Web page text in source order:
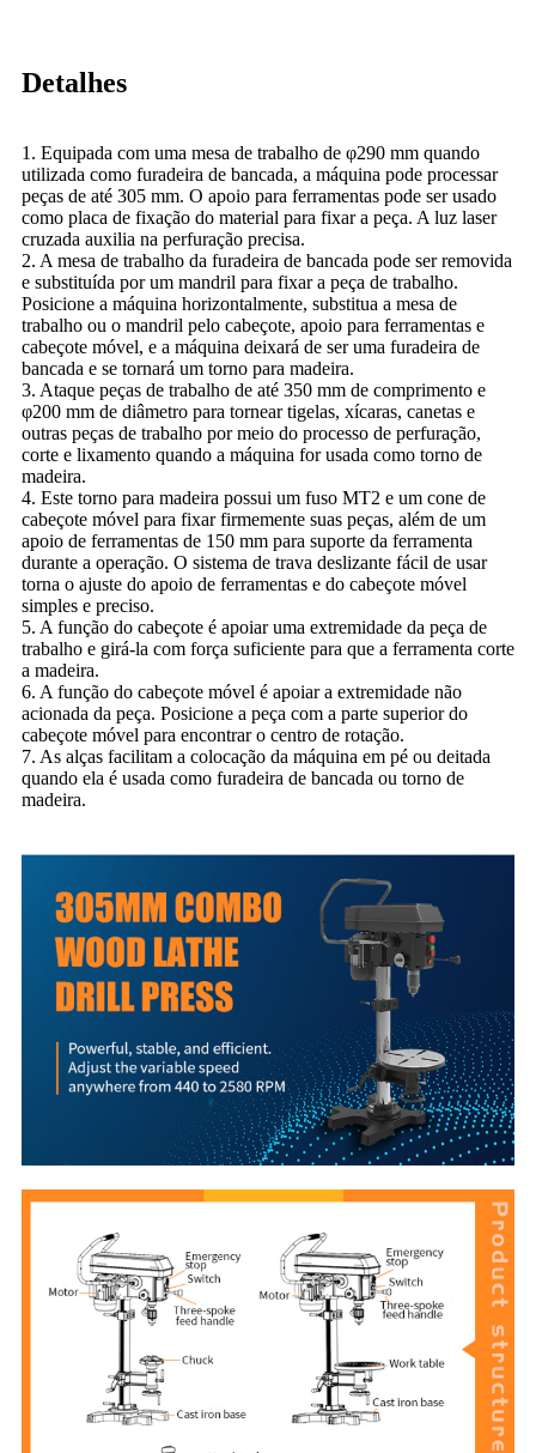
Detalhes
1. Equipada com uma mesa de trabalho de φ290 mm quando
utilizada como furadeira de bancada, a máquina pode processar
peças de até 305 mm. O apoio para ferramentas pode ser usado
como placa de fixação do material para fixar a peça. A luz laser
cruzada auxilia na perfuração precisa.
2. A mesa de trabalho da furadeira de bancada pode ser removida
e substituída por um mandril para fixar a peça de trabalho.
Posicione a máquina horizontalmente, substitua a mesa de
trabalho ou o mandril pelo cabeçote, apoio para ferramentas e
cabeçote móvel, e a máquina deixará de ser uma furadeira de
bancada e se tornará um torno para madeira.
3. Ataque peças de trabalho de até 350 mm de comprimento e
φ200 mm de diâmetro para tornear tigelas, xícaras, canetas e
outras peças de trabalho por meio do processo de perfuração,
corte e lixamento quando a máquina for usada como torno de
madeira.
4. Este torno para madeira possui um fuso MT2 e um cone de
cabeçote móvel para fixar firmemente suas peças, além de um
apoio de ferramentas de 150 mm para suporte da ferramenta
durante a operação. O sistema de trava deslizante fácil de usar
torna o ajuste do apoio de ferramentas e do cabeçote móvel
simples e preciso.
5. A função do cabeçote é apoiar uma extremidade da peça de
trabalho e girá-la com força suficiente para que a ferramenta corte
a madeira.
6. A função do cabeçote móvel é apoiar a extremidade não
acionada da peça. Posicione a peça com a parte superior do
cabeçote móvel para encontrar o centro de rotação.
7. As alças facilitam a colocação da máquina em pé ou deitada
quando ela é usada como furadeira de bancada ou torno de
madeira.